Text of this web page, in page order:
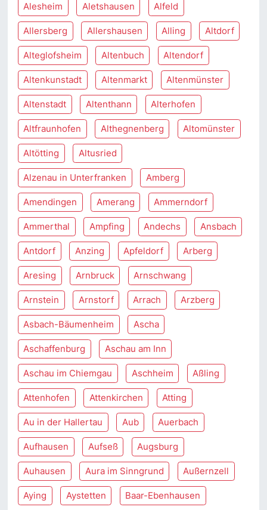
Alesheim Aletshausen Alfeld
Allersberg Allershausen Alling Altdorf
Alteglofsheim Altenbuch Altendorf
Altenkunstadt Altenmarkt Altenmünster
Altenstadt Altenthann Alterhofen
Altfraunhofen Althegnenberg Altomünster
Altötting Altusried
Alzenau in Unterfranken Amberg
Amendingen Amerang Ammerndorf
Ammerthal Ampfing Andechs Ansbach
Antdorf Anzing Apfeldorf Arberg
Aresing Arnbruck Arnschwang
Arnstein Arnstorf Arrach Arzberg
Asbach-Bäumenheim Ascha
Aschaffenburg Aschau am Inn
Aschau im Chiemgau Aschheim Aßling
Attenhofen Attenkirchen Atting
Au in der Hallertau Aub Auerbach
Aufhausen Aufseß Augsburg
Auhausen Aura im Sinngrund Außernzell
Aying Aystetten Baar-Ebenhausen